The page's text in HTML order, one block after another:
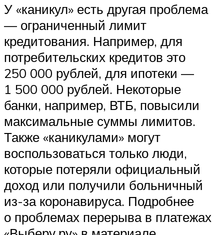
У «каникул» есть другая проблема
— ограниченный лимит
кредитования. Например, для
потребительских кредитов это
250 000 рублей, для ипотеки —
1 500 000 рублей. Некоторые
банки, например, ВТБ, повысили
максимальные суммы лимитов.
Также «каникулами» могут
воспользоваться только люди,
которые потеряли официальный
доход или получили больничный
из-за коронавируса. Подробнее
о проблемах перерыва в платежах